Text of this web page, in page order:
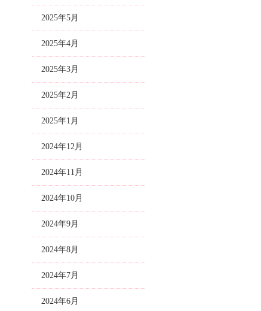
2025年5月
2025年4月
2025年3月
2025年2月
2025年1月
2024年12月
2024年11月
2024年10月
2024年9月
2024年8月
2024年7月
2024年6月